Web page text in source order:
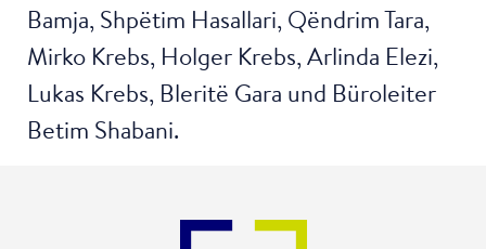
Bamja, Shpëtim Hasallari, Qëndrim Tara,
Mirko Krebs, Holger Krebs, Arlinda Elezi,
Lukas Krebs, Bleritë Gara und Büroleiter
Betim Shabani.